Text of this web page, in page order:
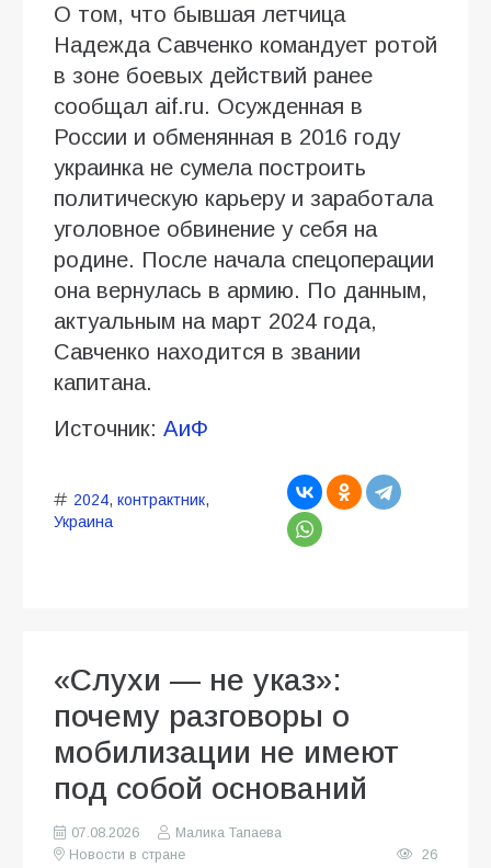
О том, что бывшая летчица
Надежда Савченко командует ротой
в зоне боевых действий ранее
сообщал aif.ru. Осужденная в
России и обменянная в 2016 году
украинка не сумела построить
политическую карьеру и заработала
уголовное обвинение у себя на
родине. После начала спецоперации
она вернулась в армию. По данным,
актуальным на март 2024 года,
Савченко находится в звании
капитана.
Источник: АиФ
2024, контрактник,
Украина
«Слухи — не указ»:
почему разговоры о
мобилизации не имеют
под собой оснований
07.08.2026
Малика Тапаева
Новости в стране
26